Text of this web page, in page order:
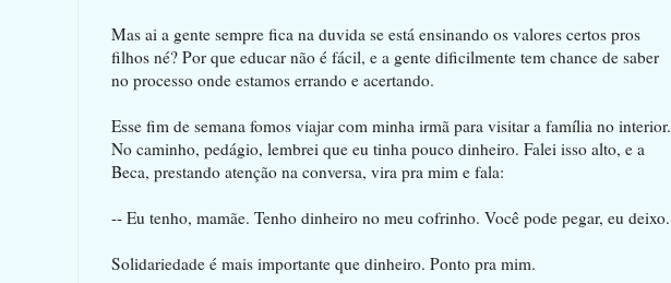
Mas ai a gente sempre fica na duvida se está ensinando os valores certos pros
filhos né? Por que educar não é fácil, e a gente dificilmente tem chance de saber
no processo onde estamos errando e acertando.
Esse fim de semana fomos viajar com minha irmã para visitar a família no interior.
No caminho, pedágio, lembrei que eu tinha pouco dinheiro. Falei isso alto, e a
Beca, prestando atenção na conversa, vira pra mim e fala:
-- Eu tenho, mamãe. Tenho dinheiro no meu cofrinho. Você pode pegar, eu deixo.
Solidariedade é mais importante que dinheiro. Ponto pra mim.